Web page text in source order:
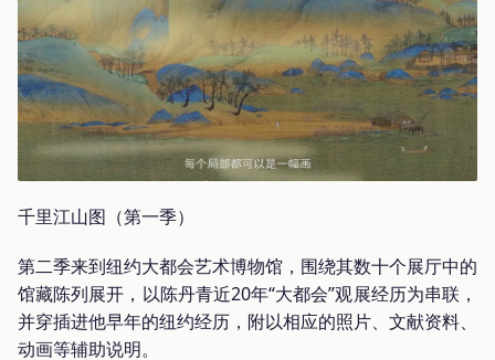
千里江山图（第一季）
第二季来到纽约大都会艺术博物馆，围绕其数十个展厅中的
馆藏陈列展开，以陈丹青近20年“大都会”观展经历为串联，
并穿插进他早年的纽约经历，附以相应的照片、文献资料、
动画等辅助说明。